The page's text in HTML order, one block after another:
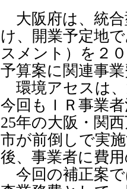
大阪府は、統合
け、開業予定地
スメント）を２
予算案に関連事
環境アセスは、
今回もＩＲ事業
25年の大阪・関
市が前倒しで実
後、事業者に費
今回の補正案で